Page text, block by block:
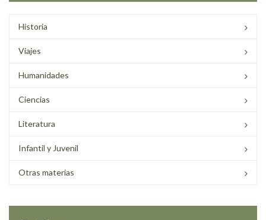
Historia
Viajes
Humanidades
Ciencias
Literatura
Infantil y Juvenil
Otras materias